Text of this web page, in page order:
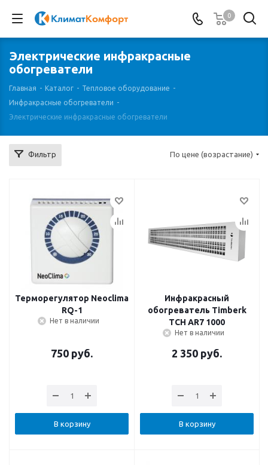
0
Электрические инфракрасные
обогреватели
Главная - Каталог - Тепловое оборудование -
Инфракрасные обогреватели -
Электрические инфракрасные обогреватели
Фильтр По цене (возрастание)
Терморегулятор Neoclima
RQ-1
Нет в наличии
750 руб.
В корзину
Инфракрасный
обогреватель Timberk
TCH AR7 1000
Нет в наличии
2 350 руб.
В корзину